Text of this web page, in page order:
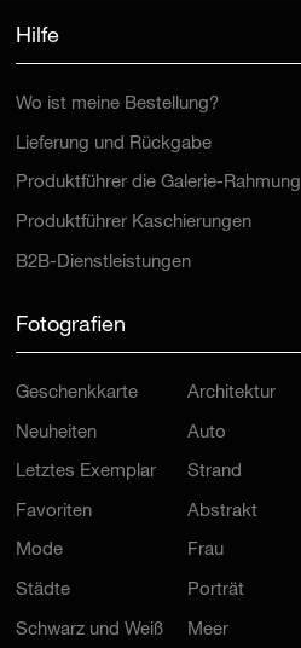
Hilfe
Wo ist meine Bestellung?
Lieferung und Rückgabe
Produktführer die Galerie-Rahmung
Produktführer Kaschierungen
B2B-Dienstleistungen
Fotografien
Geschenkkarte
Neuheiten
Letztes Exemplar
Favoriten
Mode
Städte
Schwarz und Weiß
Architektur
Auto
Strand
Abstrakt
Frau
Porträt
Meer